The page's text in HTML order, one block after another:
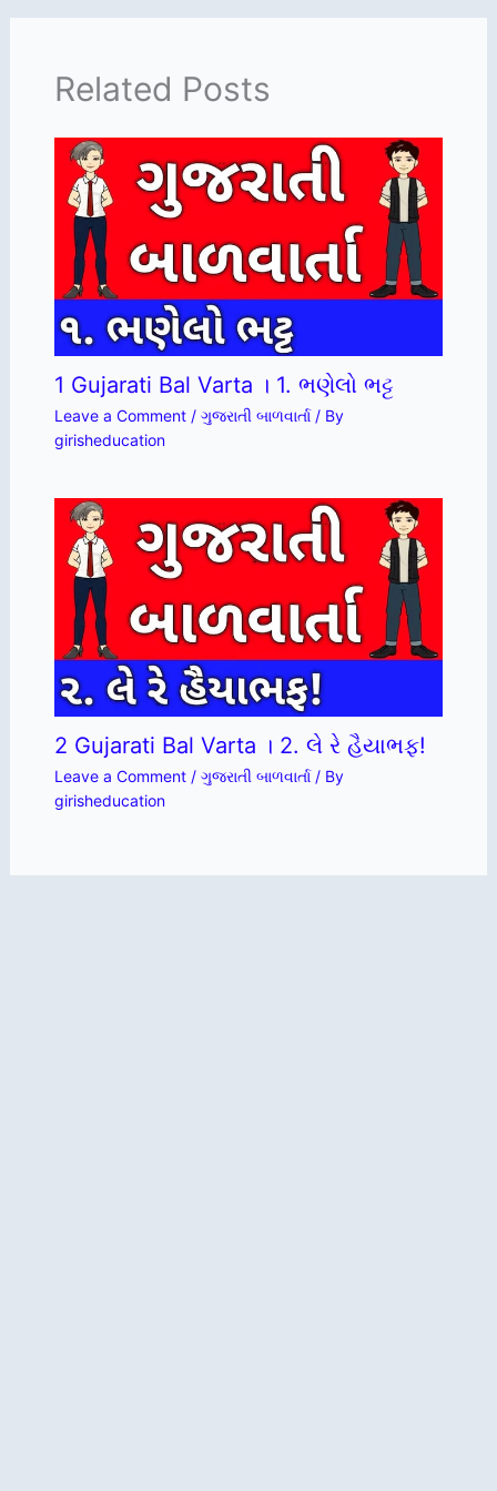
Related Posts
1 Gujarati Bal Varta । 1. ભણેલો ભટ્ટ
Leave a Comment / ગુજરાતી બાળવાર્તા/ By
girisheducation
2 Gujarati Bal Varta । 2. લે રે હૈયાભફ!
Leave a Comment / ગુજરાતી બાળવાર્તા/ By
girisheducation